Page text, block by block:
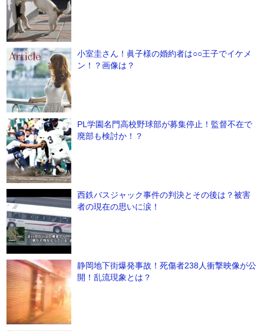
小室圭さん！眞子様の婚約者は○○王子でイケメ
ン！？画像は？
PL学園名門高校野球部が募集停止！監督不在で
廃部も検討か！？
西鉄バスジャック事件の判決とその後は？被害
者の現在の思いに涙！
静岡地下街爆発事故！死傷者238人衝撃映像が公
開！乱流現象とは？